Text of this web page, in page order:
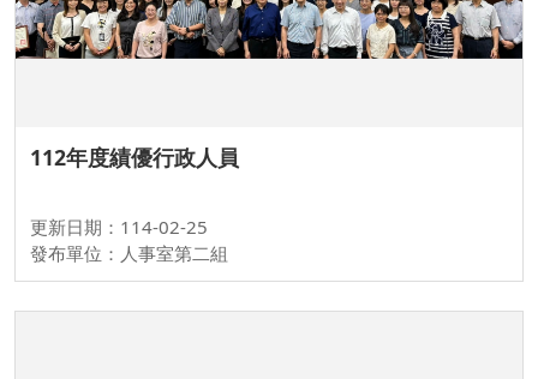
112年度績優行政人員
更新日期：114-02-25
發布單位：人事室第二組